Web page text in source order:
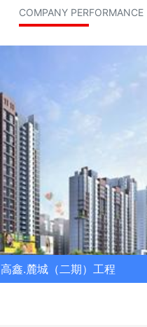
COMPANY PERFORMANCE
高鑫.麓城（二期）工程